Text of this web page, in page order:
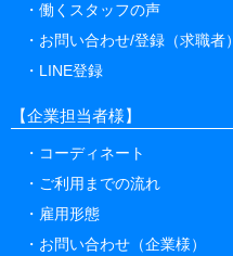
働くスタッフの声
お問い合わせ/登録（求職者）
LINE登録
【企業担当者様】
コーディネート
ご利用までの流れ
雇用形態
お問い合わせ（企業様）